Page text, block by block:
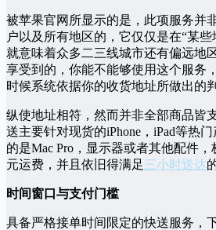
被苹果官网所显示的是，此项服务并
户以及所有地区的，它仅仅是在“某
就意味着众多二三线城市还有偏远地
享受到的，你能不能够使用这个服务
时候系统依据你的收货地址所做出的
纵使地址相符，然而并非全部商品皆
送主要针对现货的iPhone，iPad等热
的是Mac Pro，显示器或者其他配件
元运费，并且依旧得满足三小时送达
时间窗口与支付门槛
具备严格接单时间限定的快送服务，